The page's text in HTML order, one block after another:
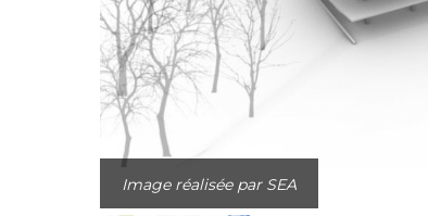
Image réalisée par SEA